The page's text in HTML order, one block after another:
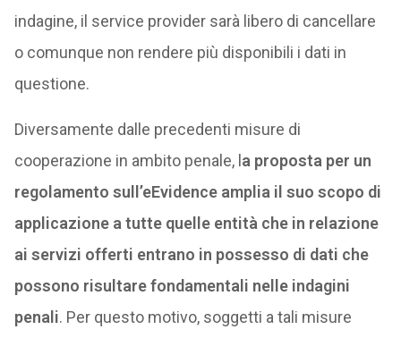
indagine, il service provider sarà libero di cancellare
o comunque non rendere più disponibili i dati in
questione.
Diversamente dalle precedenti misure di
cooperazione in ambito penale, l a proposta per un
regolamento sull’eEvidence amplia il suo scopo di
applicazione a tutte quelle entità che in relazione
ai servizi offerti entrano in possesso di dati che
possono risultare fondamentali nelle indagini
penali. Per questo motivo, soggetti a tali misure